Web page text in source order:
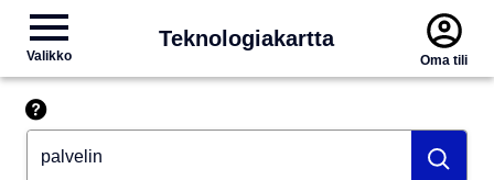
Valikko
Teknologiakartta
Oma tili